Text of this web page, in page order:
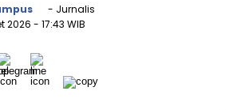
- Jurnalis
2026 - 17:43 WIB